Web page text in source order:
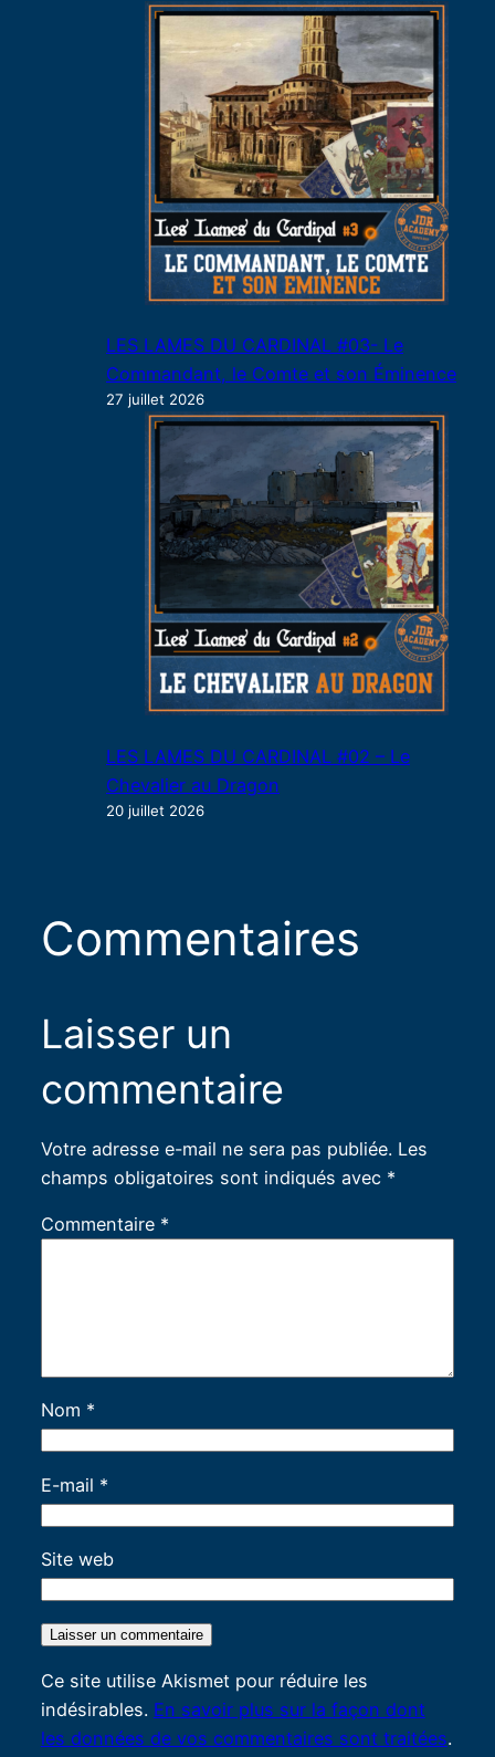
LES LAMES DU CARDINAL #03- Le
Commandant, le Comte et son Éminence
27 juillet 2026
LES LAMES DU CARDINAL #02 – Le
Chevalier au Dragon
20 juillet 2026
Commentaires
Laisser un
commentaire
Votre adresse e-mail ne sera pas publiée. Les
champs obligatoires sont indiqués avec *
Commentaire *
Nom *
E-mail *
Site web
Ce site utilise Akismet pour réduire les
indésirables. En savoir plus sur la façon dont
les données de vos commentaires sont traitées.